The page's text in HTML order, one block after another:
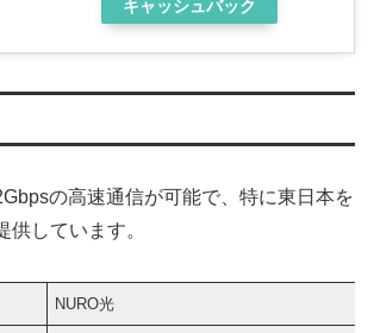
キャッシュバック
の高速通信が可能で、特に東日本を
供しています。
NURO光